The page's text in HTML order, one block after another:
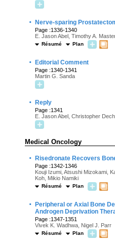
· Nerve-sparing
Page :1336-1340
E. Jason Abel, Timothy A.
Résumé Plan
· Editorial Comment
Page :1340-1341
Martin G. Sanda
· Reply
Page :1341
E. Jason Abel, Christopher
Medical Oncology
· Risedronate Recovers
Page :1342-1346
Kouji Izumi, Atsushi Mizokami,
Koh, Mikio Namiki
Résumé Plan
·
Peripheral or Axial Bone
Androgen Deprivation
Page :1347-1351
Vivek K. Wadhwa, Nigel J. Parr
Résumé Plan